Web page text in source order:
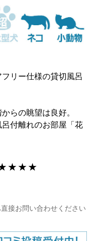
リー仕様の貸切風呂
らの眺望は良好。
付離れのお部屋「花
★ ★ ★ ★
接お問い合わせください